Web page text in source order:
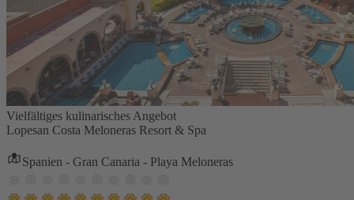
Vielfältiges kulinarisches Angebot
Lopesan Costa Meloneras Resort & Spa
Spanien - Gran Canaria - Playa Meloneras